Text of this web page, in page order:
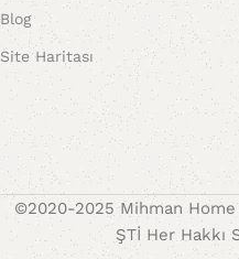
Blog
Site Haritası
©2020-2025 Mihman Home
ŞTİ Her Hakkı